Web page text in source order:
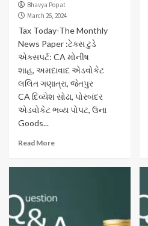
Bhavya Popat
March 26, 2024
Tax Today-The Monthly
News Paper :ટેક્સ ટુડે
એક્સપર્ટ: CA મોનીષ
શાહ, અમદાવાદ એડવોકેટ
લલિત ગણાત્રા, જેતપુર
CA દિવ્યેશ સોઢા, પોરબંદર
એડવોકેટ ભવ્ય પોપટ, ઉના
Goods...
Read More